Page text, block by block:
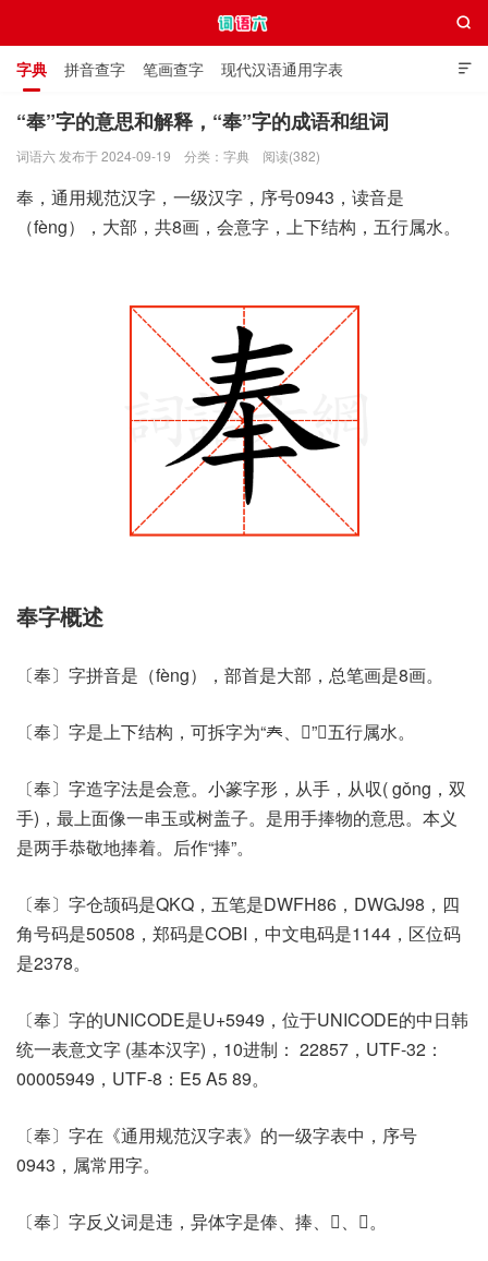

字典 拼音查字 笔画查字 现代汉语通用字表
通用规范汉字表 叠字大全 独体字大全 极简英语词典

“奉”字的意思和解释，“奉”字的成语和组词
词语六 发布于 2024-09-19 分类： 字典 阅读(382)
奉，通用规范汉字，一级汉字，序号0943，读音是
（fèng），大部，共8画，会意字，上下结构，五行属水。
奉字概述
〔奉〕字拼音是（fèng），部首是大部，总笔画是8画。
〔奉〕字是上下结构，可拆字为“𡗗、𰀁”，五行属水。
〔奉〕字造字法是会意。小篆字形，从手，从収( gǒng，双
手)，最上面像一串玉或树盖子。是用手捧物的意思。本义
是两手恭敬地捧着。后作“捧”。
〔奉〕字仓颉码是QKQ，五笔是DWFH86，DWGJ98，四
角号码是50508，郑码是COBI，中文电码是1144，区位码
是2378。
〔奉〕字的UNICODE是U+5949，位于UNICODE的中日韩
统一表意文字 (基本汉字)，10进制： 22857，UTF-32：
00005949，UTF-8：E5 A5 89。
〔奉〕字在《通用规范汉字表》的一级字表中，序号
0943，属常用字。
〔奉〕字反义词是违，异体字是俸、捧、𠬻、𢱵。